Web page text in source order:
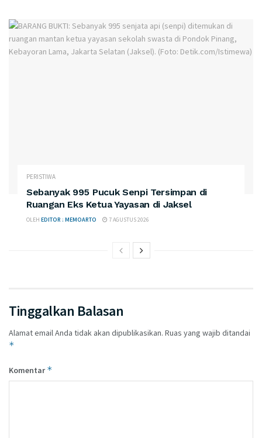
PERISTIWA
Sebanyak 995 Pucuk Senpi Tersimpan di
Ruangan Eks Ketua Yayasan di Jaksel
OLEH EDITOR : MEMOARTO 7 AGUSTUS 2026
Tinggalkan Balasan
Alamat email Anda tidak akan dipublikasikan. Ruas yang wajib ditandai
*
Komentar*